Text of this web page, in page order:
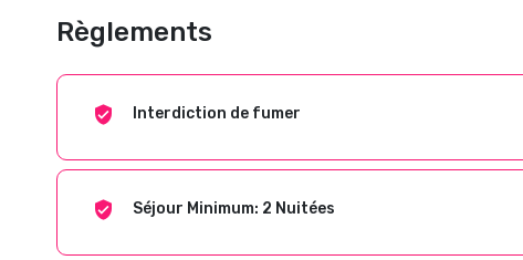
Règlements
Interdiction de fumer
Séjour Minimum: 2 Nuitées